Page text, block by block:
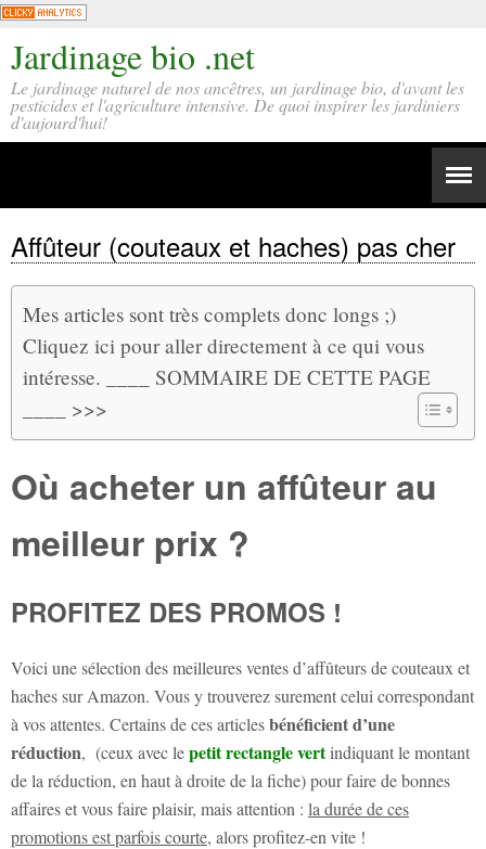
Jardinage bio .net
Le jardinage naturel de nos ancêtres, un jardinage bio, d'avant les
pesticides et l'agriculture intensive. De quoi inspirer les jardiniers
d'aujourd'hui!
Affûteur (couteaux et haches) pas cher
Mes articles sont très complets donc longs ;)
Cliquez ici pour aller directement à ce qui vous
intéresse. ____ SOMMAIRE DE CETTE PAGE
____ >>>
Où acheter un affûteur au
meilleur prix ?
PROFITEZ DES PROMOS !
Voici une sélection des meilleures ventes d’affûteurs de couteaux et
haches sur Amazon. Vous y trouverez surement celui correspondant
à vos attentes. Certains de ces articlesbénéficient d’une
réduction, (ceux avec lepetit rectangle vertindiquant le montant
de la réduction, en haut à droite de la fiche) pour faire de bonnes
affaires et vous faire plaisir, mais attention : la durée de ces
promotions est parfois courte, alors profitez-en vite !